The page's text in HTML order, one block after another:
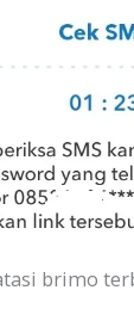
brimo